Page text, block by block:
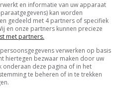
eens een oude terug.
uit het verleden
die keer dat ik over de
voelden.
bijen via Twitter vele
en informatie van uw apparaat
kan worden
gedeeld met 4 partners of specifiek
en onze partners kunnen precieze
met partners.
verwerken op basis
hiertegen bezwaar maken door uw
deze pagina of in het
te beheren of in te trekken